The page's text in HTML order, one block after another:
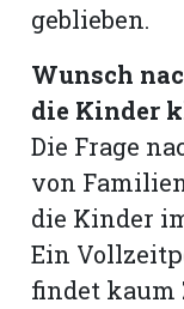
geblieben.
Wunsch
die Kinder
Die Frage
von
die Kinder
Ein
findet kaum